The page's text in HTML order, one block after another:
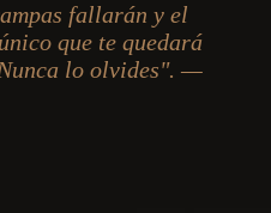
fallarán y el
que te quedará
lo olvides". —